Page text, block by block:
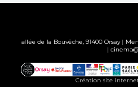
allée de la Bouvêche, 91400 Orsay |
|
Création site